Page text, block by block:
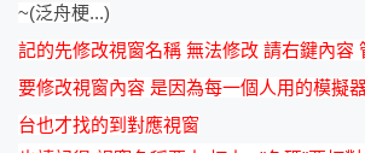
~(泛舟梗...)
記的先修改視窗名稱 無法修改 請右鍵內容
要修改視窗內容 是因為每一個人用的模擬
台也才找的到對應視窗